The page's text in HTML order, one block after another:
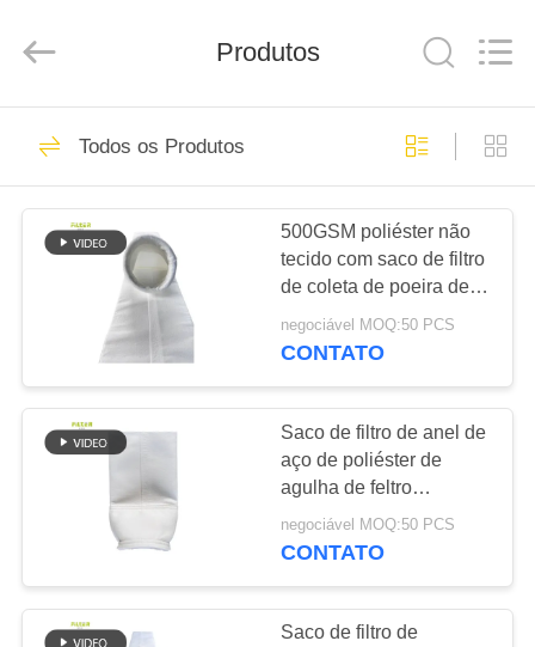
CASA
PRODUTOS
EXCURSÃO
DA
FÁBRICA
CONTROLE
DA
QUALIDADE
Filter
Environmental
sacos de filtro do
colector de poeira
111
Saco de filtro de
Aramid
93
Produtos
Todos os Produtos
500GSM poliéster não
tecido com saco de filtro
de coleta de poeira de
membrana de PTFE
negociável MOQ:50 PCS
CONTATO
Saco de filtro de anel de
aço de poliéster de
agulha de feltro
personalizado 550GSM
para filtro de ar
negociável MOQ:50 PCS
CONTATO
Saco de filtro de